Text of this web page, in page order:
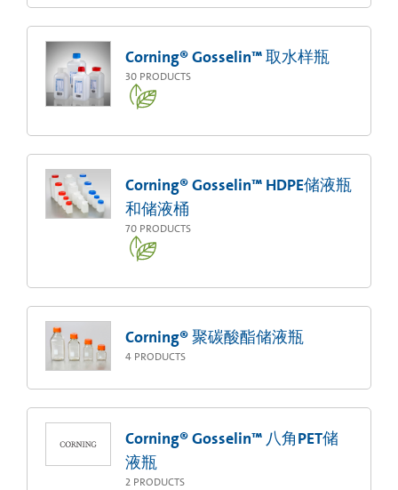
Corning® Gosselin™ 取水样瓶
30 PRODUCTS
Corning® Gosselin™ HDPE储液瓶
和储液桶
70 PRODUCTS
Corning® 聚碳酸酯储液瓶
4 PRODUCTS
Corning® Gosselin™ 八角PET储
液瓶
2 PRODUCTS